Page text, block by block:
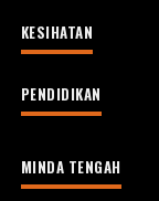
KESIHATAN
PENDIDIKAN
MINDA TENGAH